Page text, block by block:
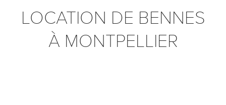
LOCATION DE BENNES
À MONTPELLIER